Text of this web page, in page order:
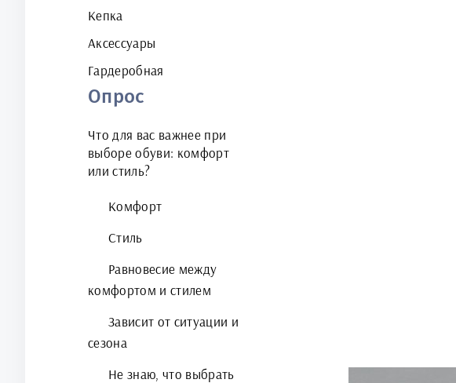
Кепка
Аксессуары
Гардеробная
Опрос
Что для вас важнее при
выборе обуви: комфорт
или стиль?
Комфорт
Стиль
Равновесие между
комфортом и стилем
Зависит от ситуации и
сезона
Не знаю, что выбрать